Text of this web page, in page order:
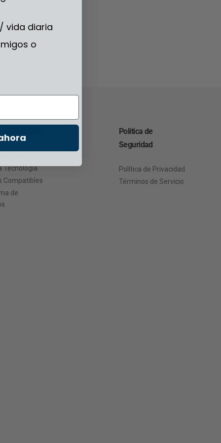
Tecnología
Compatibles
de
Política de
Seguridad
Política de Privacidad
Términos de Servicio
vida diaria
o